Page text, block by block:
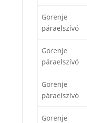
Gorenje
páraelszívó
Gorenje
páraelszívó
Gorenje
páraelszívó
Gorenje